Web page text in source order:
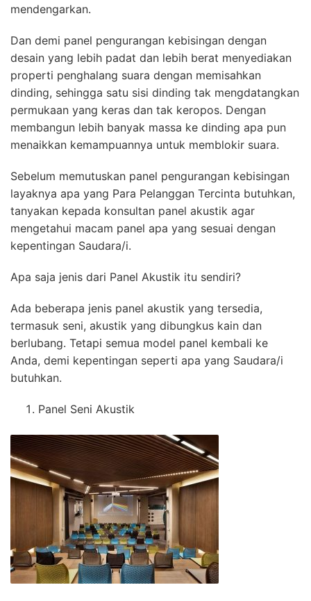
mendengarkan.
Dan demi panel pengurangan kebisingan dengan
desain yang lebih padat dan lebih berat menyediakan
properti penghalang suara dengan memisahkan
dinding, sehingga satu sisi dinding tak mengdatangkan
permukaan yang keras dan tak keropos. Dengan
membangun lebih banyak massa ke dinding apa pun
menaikkan kemampuannya untuk memblokir suara.
Sebelum memutuskan panel pengurangan kebisingan
layaknya apa yang Para Pelanggan Tercinta butuhkan,
tanyakan kepada konsultan panel akustik agar
mengetahui macam panel apa yang sesuai dengan
kepentingan Saudara/i.
Apa saja jenis dari Panel Akustik itu sendiri?
Ada beberapa jenis panel akustik yang tersedia,
termasuk seni, akustik yang dibungkus kain dan
berlubang. Tetapi semua model panel kembali ke
Anda, demi kepentingan seperti apa yang Saudara/i
butuhkan.
Panel Seni Akustik